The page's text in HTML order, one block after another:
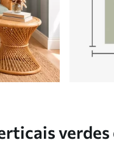
verdes